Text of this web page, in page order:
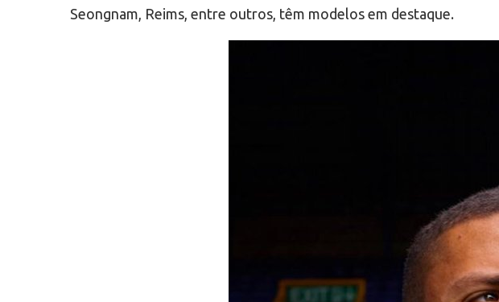
Seongnam, Reims, entre outros, têm modelos em destaque.